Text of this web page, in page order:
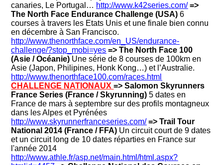
canaries, Le Portugal… http://www.k42series.com/ =>
The North Face Endurance Challenge (USA)6
courses à travers les Etats Unis et une finale bien connu
en décembre à San Francisco.
http://www.thenorthface.com/en_US/endurance-
challenge/?stop_mobi=yes => The North Face 100
(Asie / Océanie) Une série de 8 courses de 100km en
Asie (Japon, Philipines, Honk Kong…) et l’Australie.
http://www.thenorthface100.com/races.html
CHALLENGE NATIONAUX=> Salomon Skyrunners
France Series (France / Skyrunning)5 dates en
France de mars à septembre sur des profils montagneux
dans les Alpes et Pyrénées
http://www.skyrunnerfranceseries.com/ => Trail Tour
National 2014 (France / FFA) Un circuit court de 9 dates
et un circuit long de 10 dates réparties en France sur
l'année 2014
http://www.athle.fr/asp.net/main.html/html.aspx?